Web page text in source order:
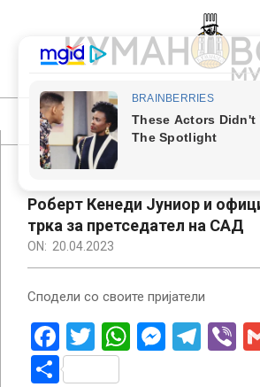
content
КУМАНОВСКИ
МУАБЕТИ
Primary
Navigation
Роберт Кенеди Јуниор и
трка за претседател на САД
ON: 20.04.2023
Сподели со своите пријатели
Facebook
Twitter
WhatsApp
Share